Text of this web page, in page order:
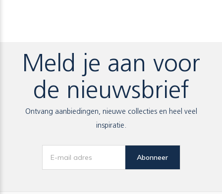
Meld je aan voor
de nieuwsbrief
Ontvang aanbiedingen, nieuwe collecties en heel veel
inspiratie.
Abonneer